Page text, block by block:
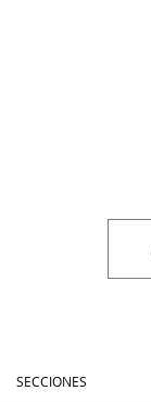
SECCIONES